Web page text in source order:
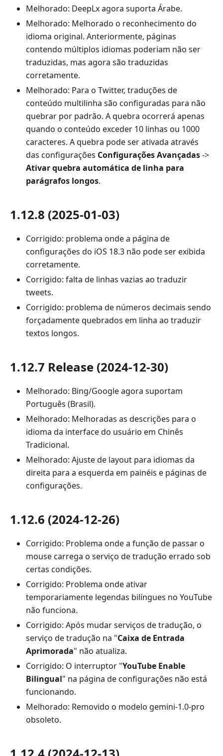
Melhorado: DeepLx agora suporta Árabe.
Melhorado: Melhorado o reconhecimento do
idioma original. Anteriormente, páginas
contendo múltiplos idiomas poderiam não ser
traduzidas, mas agora são traduzidas
corretamente.
Melhorado: Para o Twitter, traduções de
conteúdo multilinha são configuradas para não
quebrar por padrão. A quebra ocorrerá apenas
quando o conteúdo exceder 10 linhas ou 1000
caracteres. A quebra pode ser ativada através
das configurações Configurações Avançadas->
Ativar quebra automática de linha para
parágrafos longos.
1.12.8 (2025-01-03)
Corrigido: problema onde a página de
configurações do iOS 18.3 não pode ser exibida
corretamente.
Corrigido: falta de linhas vazias ao traduzir
tweets.
Corrigido: problema de números decimais sendo
forçadamente quebrados em linha ao traduzir
textos longos.
1.12.7 Release (2024-12-30)
Melhorado: Bing/Google agora suportam
Português (Brasil).
Melhorado: Melhoradas as descrições para o
idioma da interface do usuário em Chinês
Tradicional.
Melhorado: Ajuste de layout para idiomas da
direita para a esquerda em painéis e páginas de
configurações.
1.12.6 (2024-12-26)
Corrigido: Problema onde a função de passar o
mouse carrega o serviço de tradução errado sob
certas condições.
Corrigido: Problema onde ativar
temporariamente legendas bilíngues no YouTube
não funciona.
Corrigido: Após mudar serviços de tradução, o
serviço de tradução na "Caixa de Entrada
Aprimorada" não atualiza.
Corrigido: O interruptor "YouTube Enable
Bilingual" na página de configurações não está
funcionando.
Melhorado: Removido o modelo gemini-1.0-pro
obsoleto.